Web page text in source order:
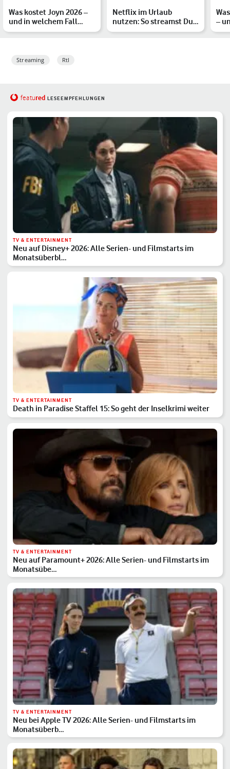
Was kostet Joyn 2026 –
und in welchem Fall
lohnt sich das Abo?
Netflix im Urlaub
nutzen: So streamst Du
im Ausland
–
Streaming Rtl
featured LESEEMPFEHLUNGEN
TV & ENTERTAINMENT
Neu auf Disney+ 2026: Alle Serien- und Filmstarts im
Monatsüberbl…
TV & ENTERTAINMENT
Death in Paradise Staffel 15: So geht der Inselkrimi weiter
TV & ENTERTAINMENT
Neu auf Paramount+ 2026: Alle Serien- und Filmstarts im
Monatsübe…
TV & ENTERTAINMENT
Neu bei Apple TV 2026: Alle Serien- und Filmstarts im
Monatsüberb…